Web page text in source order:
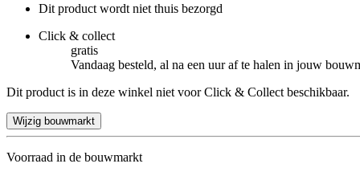
Dit product wordt niet thuis bezorgd
Click & collect
gratis
Vandaag besteld, al na een uur af te halen in jouw
Dit product is in deze winkel niet voor Click & Collect beschikbaar.
Wijzig bouwmarkt
Voorraad in de bouwmarkt